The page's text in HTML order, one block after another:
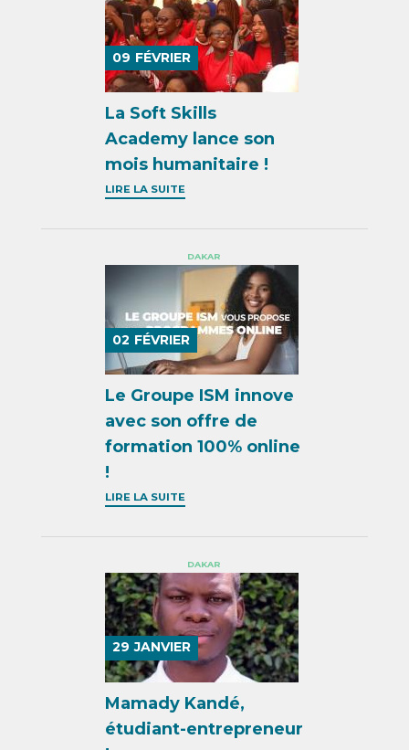
09 FÉVRIER
La Soft Skills
Academy lance son
mois humanitaire !
LIRE LA SUITE
DAKAR
02 FÉVRIER
Le Groupe ISM innove
avec son offre de
formation 100% online
!
LIRE LA SUITE
DAKAR
29 JANVIER
Mamady Kandé,
étudiant-entrepreneur